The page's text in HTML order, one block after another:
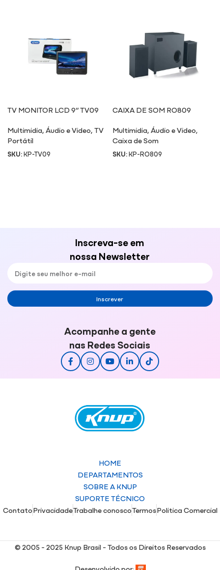
TV MONITOR LCD 9” TV09
Multimidia,Áudio e Video,TV
Portátil
SKU:KP-TV09
CAIXA DE SOM RO809
Multimidia,Áudio e Video,
Caixa de Som
SKU:KP-RO809
Inscreva-se em
nossa Newsletter
Inscrever
Acompanhe a gente
nas Redes Sociais
HOME
DEPARTAMENTOS
SOBRE A KNUP
SUPORTE TÉCNICO
ContatoPrivacidadeTrabalhe conoscoTermosPolitica Comercial
© 2005 - 2025 Knup Brasil - Todos os Direitos Reservados